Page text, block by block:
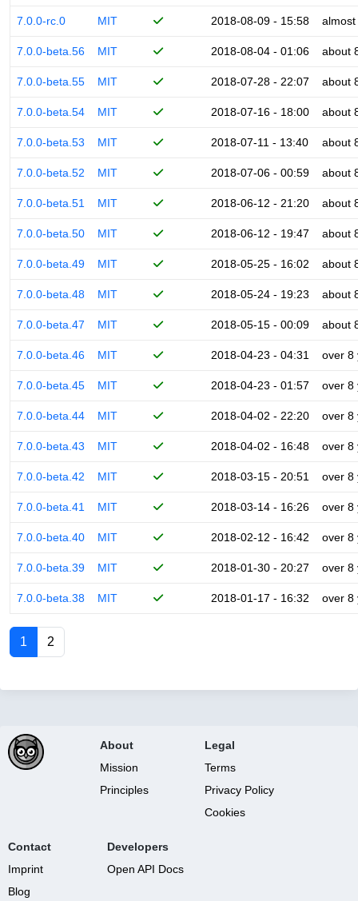
7.0.0-rc.0 MIT 2018-08-09 - 15:58
7.0.0-beta.56 MIT 2018-08-04 - 01:06 about
7.0.0-beta.55 MIT 2018-07-28 - 22:07 about
7.0.0-beta.54 MIT 2018-07-16 - 18:00 about
7.0.0-beta.53 MIT 2018-07-11 - 13:40 about
7.0.0-beta.52 MIT 2018-07-06 - 00:59 about
7.0.0-beta.51 MIT 2018-06-12 - 21:20 about
7.0.0-beta.50 MIT 2018-06-12 - 19:47 about
7.0.0-beta.49 MIT 2018-05-25 - 16:02 about
7.0.0-beta.48 MIT 2018-05-24 - 19:23 about
7.0.0-beta.47 MIT 2018-05-15 - 00:09 about
7.0.0-beta.46 MIT 2018-04-23 - 04:31 over 8
7.0.0-beta.45 MIT 2018-04-23 - 01:57 over 8
7.0.0-beta.44 MIT 2018-04-02 - 22:20 over 8
7.0.0-beta.43 MIT 2018-04-02 - 16:48 over 8
7.0.0-beta.42 MIT 2018-03-15 - 20:51 over 8
7.0.0-beta.41 MIT 2018-03-14 - 16:26 over 8
7.0.0-beta.40 MIT 2018-02-12 - 16:42 over 8
7.0.0-beta.39 MIT 2018-01-30 - 20:27 over 8
7.0.0-beta.38 MIT 2018-01-17 - 16:32 over 8
1 2
About
Mission
Principles
Legal
Terms
Privacy Policy
Cookies
Contact
Imprint
Blog
Developers
Open API Docs